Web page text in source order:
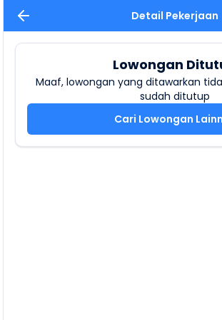
Detail Pekerjaan
Lowongan
Maaf, lowongan yang ditawarkan
sudah ditutup
Cari Lowongan